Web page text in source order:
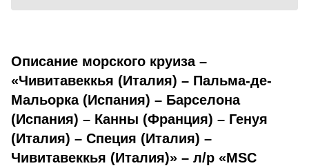
Описание морского круиза –
«Чивитавеккья (Италия) – Пальма-де-
Мальорка (Испания) – Барселона
(Испания) – Канны (Франция) – Генуя
(Италия) – Специя (Италия) –
Чивитавеккья (Италия)» – л/р «MSC